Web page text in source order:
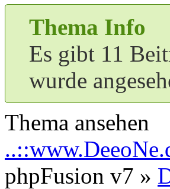
Thema Info
Es gibt 11
wurde
Thema ansehen
phpFusion v7 »